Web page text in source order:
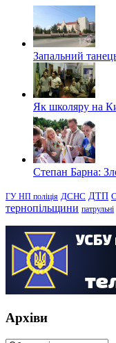
Запальний
Як школяру на
Степан Барна:
ГУ НП поліція ДСНС ДТП
тернопільщини патрульні
Архіви